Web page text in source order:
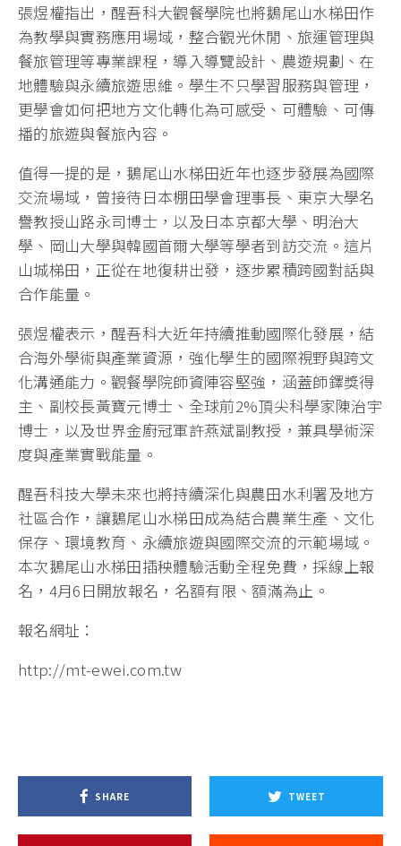
張煜權指出，醒吾科大觀餐學院也將鵝尾山水梯田作
為教學與實務應用場域，整合觀光休閒、旅運管理與
餐旅管理等專業課程，導入導覽設計、農遊規劃、在
地體驗與永續旅遊思維。學生不只學習服務與管理，
更學會如何把地方文化轉化為可感受、可體驗、可傳
播的旅遊與餐旅內容。
值得一提的是，鵝尾山水梯田近年也逐步發展為國際
交流場域，曾接待日本棚田學會理事長、東京大學名
譽教授山路永司博士，以及日本京都大學、明治大
學、岡山大學與韓國首爾大學等學者到訪交流。這片
山城梯田，正從在地復耕出發，逐步累積跨國對話與
合作能量。
張煜權表示，醒吾科大近年持續推動國際化發展，結
合海外學術與產業資源，強化學生的國際視野與跨文
化溝通能力。觀餐學院師資陣容堅強，涵蓋師鐸獎得
主、副校長黃寶元博士、全球前2%頂尖科學家陳治宇
博士，以及世界金廚冠軍許燕斌副教授，兼具學術深
度與產業實戰能量。
醒吾科技大學未來也將持續深化與農田水利署及地方
社區合作，讓鵝尾山水梯田成為結合農業生產、文化
保存、環境教育、永續旅遊與國際交流的示範場域。
本次鵝尾山水梯田插秧體驗活動全程免費，採線上報
名，4月6日開放報名，名額有限、額滿為止。
報名網址：
http://mt-ewei.com.tw
SHARE TWEET